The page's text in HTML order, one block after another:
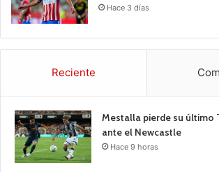
Hace 3 días
Reciente
Mestalla pierde su último
ante el Newcastle
Hace 9 horas